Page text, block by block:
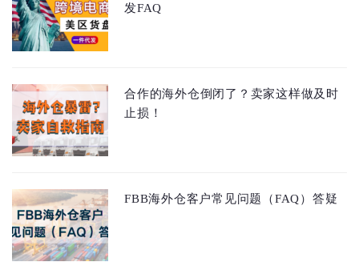
发FAQ
合作的海外仓倒闭了？卖家这样做及时
止损！
FBB海外仓客户常见问题（FAQ）答疑